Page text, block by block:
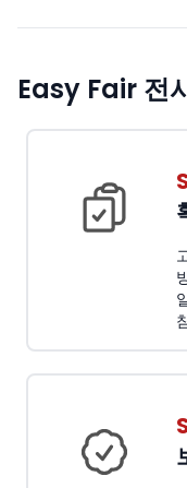
Easy Fair 전